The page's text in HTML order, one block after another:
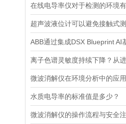
微波消解仪在环境分析中的应用
水质电导率的标准值是多少？